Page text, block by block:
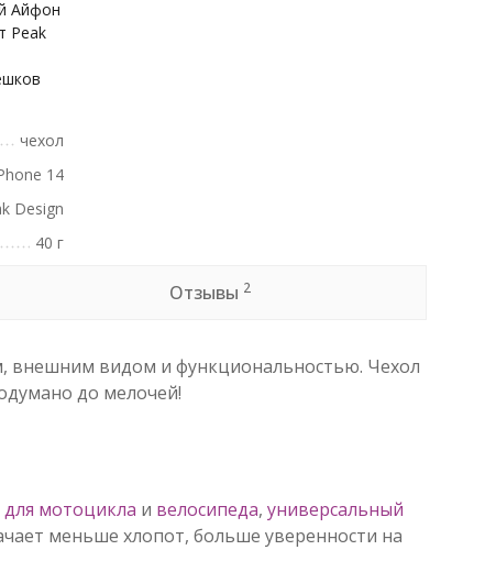
Айфон
Peak
чехол
14
Design
40 г
Отзывы 2
внешним видом и функциональностью. Чехол
до мелочей!
мотоцикла и велосипеда, универсальный
меньше хлопот, больше уверенности на